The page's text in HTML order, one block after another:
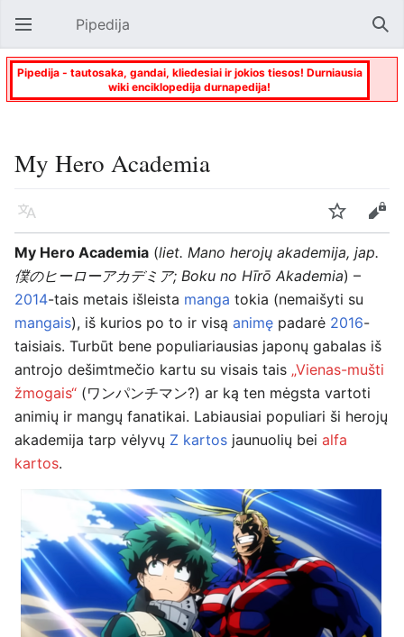
Atverti pagrindinį meniu Pipedija
Pipedija - tautosaka, gandai, kliedesiai ir jokios tiesos! Durniausia
wiki enciklopedija durnapedija!
My Hero Academia
Kalba Stebėti
Keisti
My Hero Academia (liet. Mano herojų akademija, jap.
僕のヒーローアカデミア; Boku no Hīrō Akademia) –
2014-tais metais išleista manga tokia (nemaišyti su
mangais), iš kurios po to ir visą animę padarė 2016-
taisiais. Turbūt bene populiariausias japonų gabalas iš
antrojo dešimtmečio kartu su visais tais „Vienas-mušti
žmogais“ (ワンパンチマン?) ar ką ten mėgsta vartoti
animių ir mangų fanatikai. Labiausiai populiari ši herojų
akademija tarp vėlyvų Z kartos jaunuolių bei alfa
kartos.